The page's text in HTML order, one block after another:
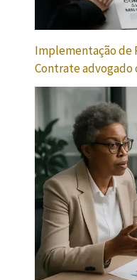
Implementação de
Contrate